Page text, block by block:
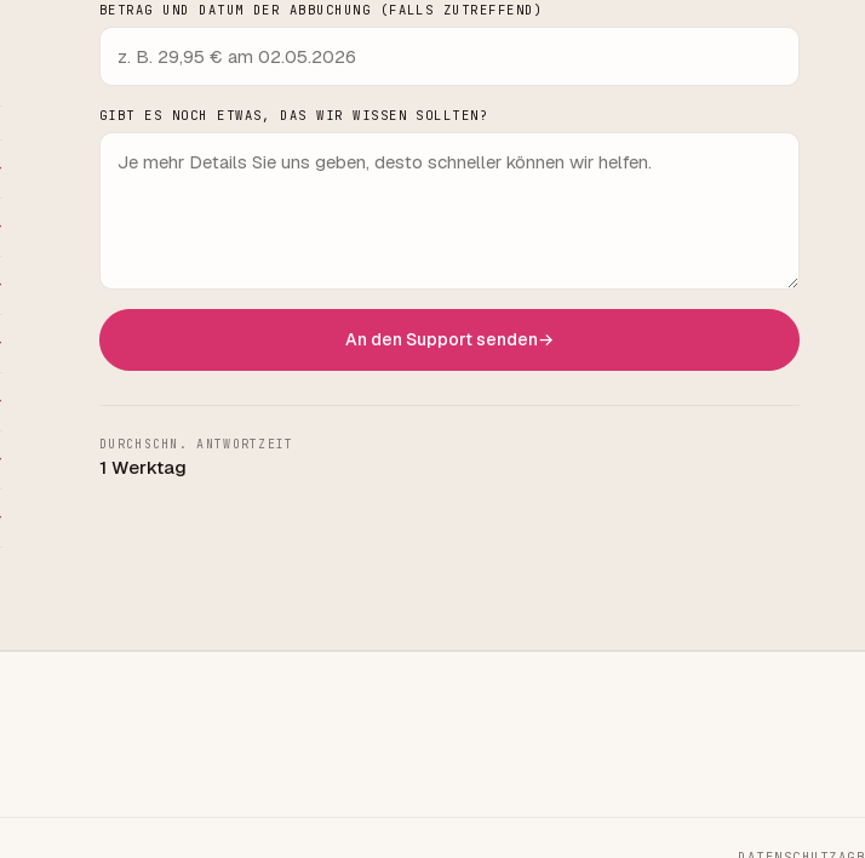
BETRAG UND DATUM DER ABBUCHUNG (FALLS ZUTREFFEND)
GIBT ES NOCH ETWAS, DAS WIR WISSEN SOLLTEN?
An den Support senden→
DURCHSCHN. ANTWORTZEIT
1 Werktag